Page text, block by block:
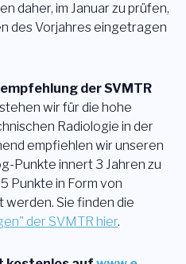
daher, im Januar zu prüfen,
des Vorjahres eingetragen
der SVMTR
wir für die hohe
Radiologie in der
empfiehlen wir unseren
Punkte innert 3 Jahren zu
Punkte in Form von
Sie finden die
der SVMTR hier.